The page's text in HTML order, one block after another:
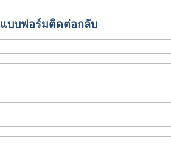
แบบฟอร์มติดต่อกลับ